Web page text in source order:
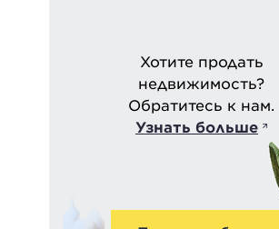
Хотите продать
недвижимость?
Обратитесь к нам.
Узнать больше